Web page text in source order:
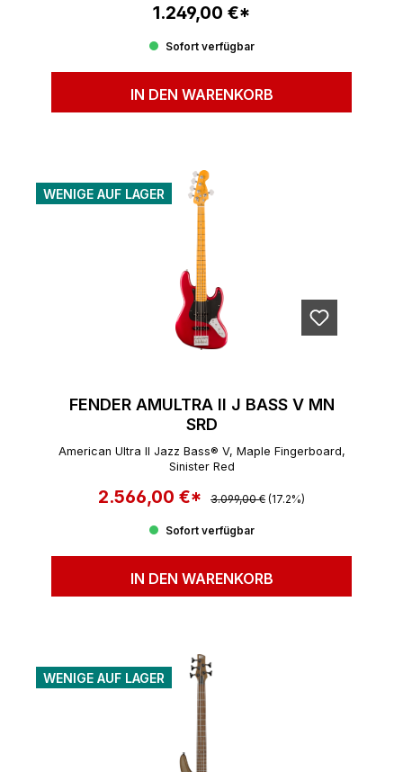
Regulärer Preis:
1.249,00 €*
Sofort verfügbar
IN DEN WARENKORB
WENIGE AUF LAGER
FENDER AMULTRA II J BASS V MN
SRD
American Ultra II Jazz Bass® V, Maple Fingerboard,
Sinister Red
Verkaufspreis:
2.566,00 €* Regulärer Preis:
3.099,00 € (17.2%)
Sofort verfügbar
IN DEN WARENKORB
WENIGE AUF LAGER